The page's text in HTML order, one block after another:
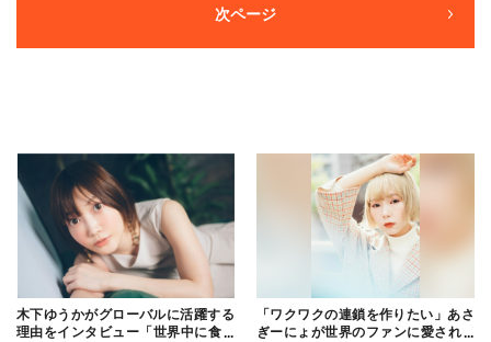
次ページ
木下ゆうかがグローバルに活躍する
理由をインタビュー「世界中に食べ
「ワクワクの連鎖を作りたい」あさ
ぎーにょが世界のファンに愛される